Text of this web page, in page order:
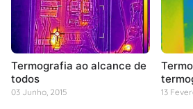
Termografia ao alcance de
todos
03 Junho, 2015 13